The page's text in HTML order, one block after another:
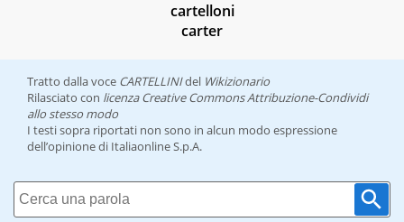
cartelloni
carter
Tratto dalla voce CARTELLINIdel Wikizionario
Rilasciato con licenza Creative Commons Attribuzione-Condividi
allo stesso modo
I testi sopra riportati non sono in alcun modo espressione
dell’opinione di Italiaonline S.p.A.